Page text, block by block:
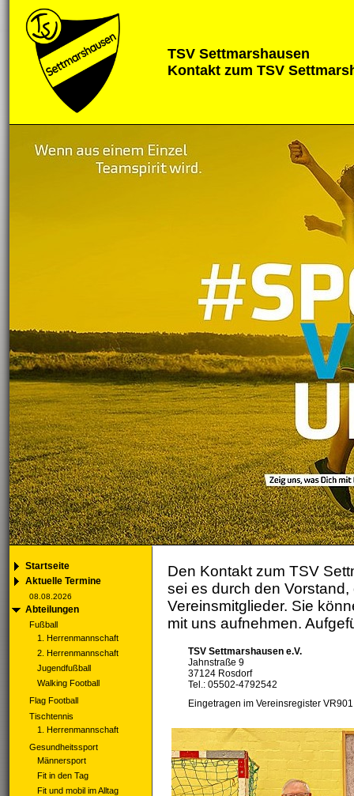
TSV Settmarshausen
Kontakt zum TSV
Startseite
Aktuelle Termine
08.08.2026
Abteilungen
Fußball
1. Herrenmannschaft
2. Herrenmannschaft
Jugendfußball
Walking Football
Flag Football
Tischtennis
1. Herrenmannschaft
Gesundheitssport
Männersport
Fit in den Tag
Fit und mobil im Alltag
Den Kontakt zum TSV
sei es durch den
Vereinsmitglieder. Sie
mit uns aufnehmen.
TSV Settmarshausen e.V.
Jahnstraße 9
37124 Rosdorf
Tel.: 05502-4792542
Eingetragen im Vereinsregister